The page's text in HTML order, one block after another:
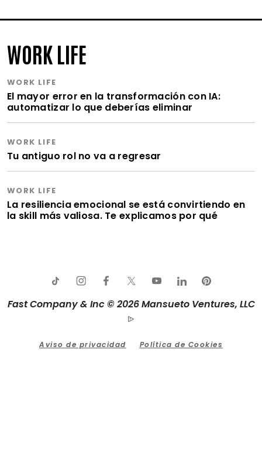
WORK LIFE
WORK LIFE
El mayor error en la transformación con IA:
automatizar lo que deberías eliminar
WORK LIFE
Tu antiguo rol no va a regresar
WORK LIFE
La resiliencia emocional se está convirtiendo en
la skill más valiosa. Te explicamos por qué
Fast Company & Inc © 2026 Mansueto Ventures, LLC
Aviso de privacidad Política de Cookies